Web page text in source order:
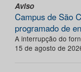
Aviso
Campus de São
programado de
A interrupção do
15 de agosto de